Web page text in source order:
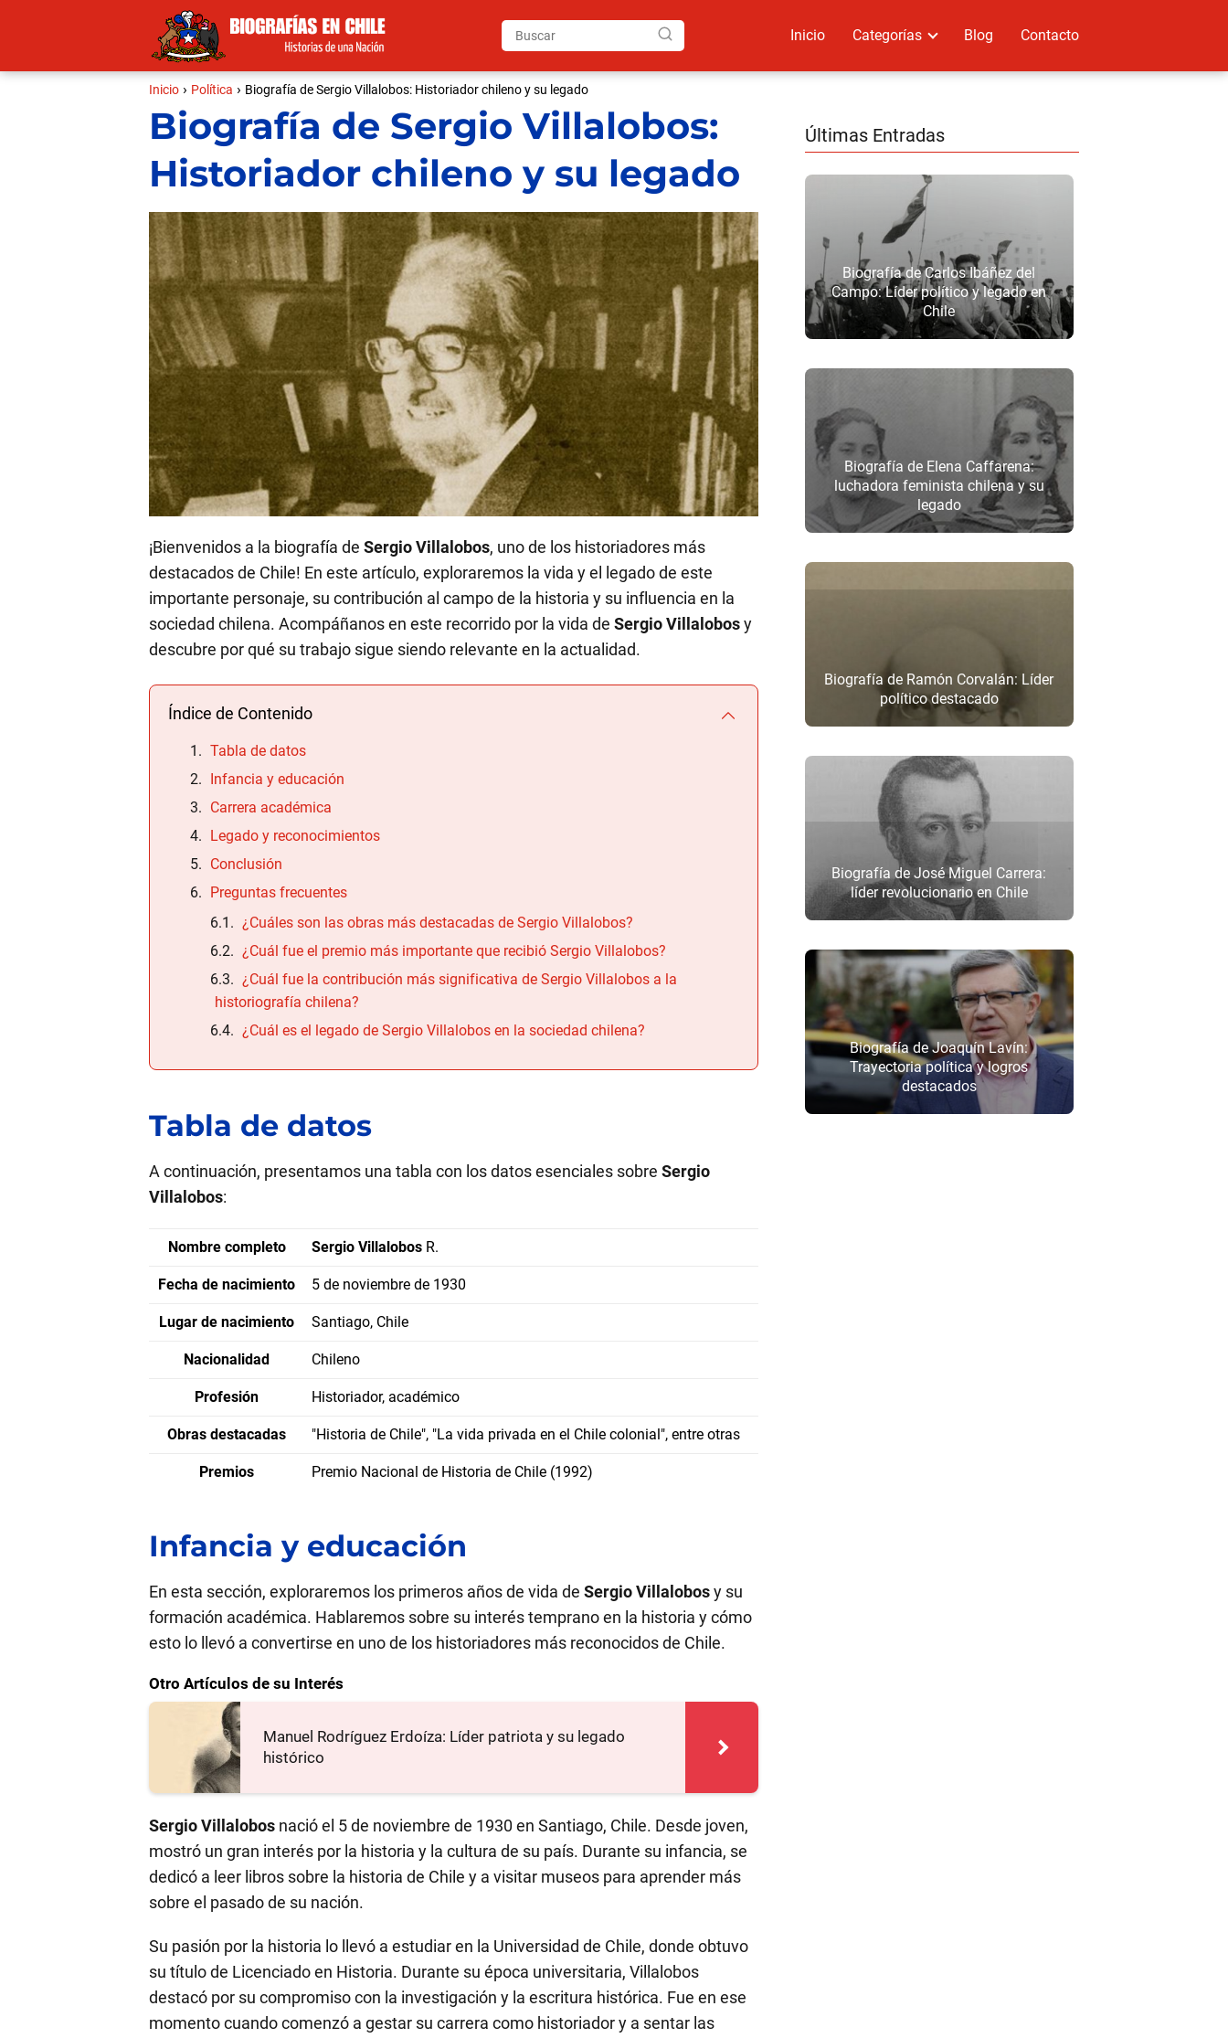
Inicio Categorías Blog Contacto
Inicio Política Biografía de Sergio Villalobos: Historiador chileno y su legado
Biografía de Sergio Villalobos:
Historiador chileno y su legado
¡Bienvenidos a la biografía de Sergio Villalobos, uno de los historiadores más
destacados de Chile! En este artículo, exploraremos la vida y el legado de este
importante personaje, su contribución al campo de la historia y su influencia en la
sociedad chilena. Acompáñanos en este recorrido por la vida de Sergio Villalobosy
descubre por qué su trabajo sigue siendo relevante en la actualidad.
Índice de Contenido
Tabla de datos
Infancia y educación
Carrera académica
Legado y reconocimientos
Conclusión
Preguntas frecuentes
¿Cuáles son las obras más destacadas de Sergio Villalobos?
¿Cuál fue el premio más importante que recibió Sergio Villalobos?
¿Cuál fue la contribución más significativa de Sergio Villalobos a la
historiografía chilena?
¿Cuál es el legado de Sergio Villalobos en la sociedad chilena?
Tabla de datos
A continuación, presentamos una tabla con los datos esenciales sobre Sergio
Villalobos:
Nombre completo Sergio Villalobos R.
Fecha de nacimiento 5 de noviembre de 1930
Lugar de nacimiento Santiago, Chile
Nacionalidad Chileno
Profesión Historiador, académico
Obras destacadas "Historia de Chile", "La vida privada en el Chile colonial", entre otras
Premios Premio Nacional de Historia de Chile (1992)
Infancia y educación
En esta sección, exploraremos los primeros años de vida de Sergio Villalobosy su
formación académica. Hablaremos sobre su interés temprano en la historia y cómo
esto lo llevó a convertirse en uno de los historiadores más reconocidos de Chile.
Otro Artículos de su Interés
Manuel Rodríguez Erdoíza: Líder patriota y su legado
histórico
Sergio Villalobos nació el 5 de noviembre de 1930 en Santiago, Chile. Desde joven,
mostró un gran interés por la historia y la cultura de su país. Durante su infancia, se
dedicó a leer libros sobre la historia de Chile y a visitar museos para aprender más
sobre el pasado de su nación.
Su pasión por la historia lo llevó a estudiar en la Universidad de Chile, donde obtuvo
su título de Licenciado en Historia. Durante su época universitaria, Villalobos
destacó por su compromiso con la investigación y la escritura histórica. Fue en ese
momento cuando comenzó a gestar su carrera como historiador y a sentar las
Últimas Entradas
Biografía de Carlos Ibáñez del
Campo: Líder político y legado en
Chile
Biografía de Elena Caffarena:
luchadora feminista chilena y su
legado
Biografía de Ramón Corvalán: Líder
político destacado
Biografía de José Miguel Carrera:
líder revolucionario en Chile
Biografía de Joaquín Lavín:
Trayectoria política y logros
destacados